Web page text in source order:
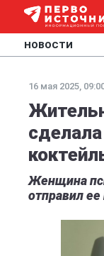
НОВОСТИ
16 мая 2025,
Женщина
отправил